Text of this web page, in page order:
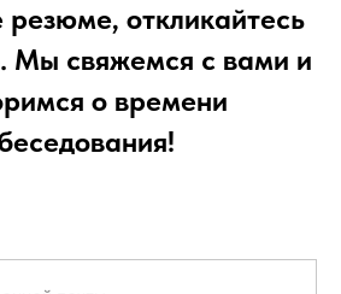
резюме, откликайтесь
Мы свяжемся с вами и
о времени